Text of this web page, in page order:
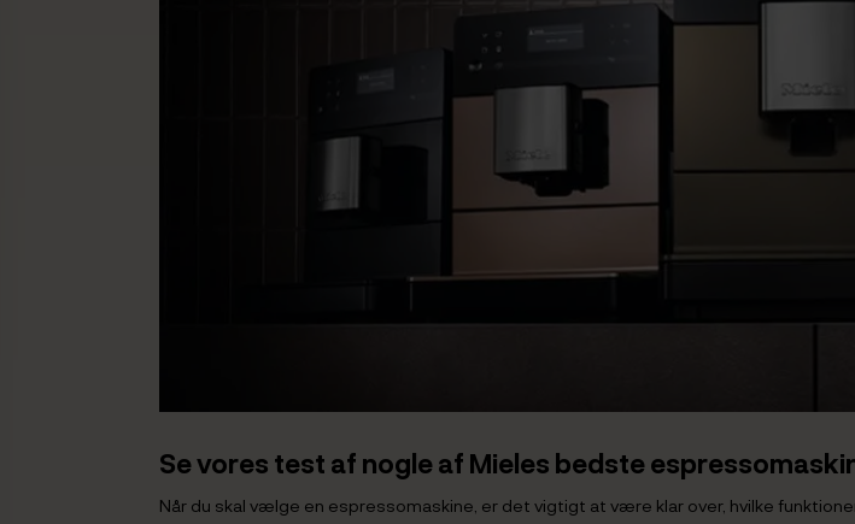
Se vores test af nogle af Mieles bedste
Når du skal vælge en espressomaskine, er det vigtigt at være klar over, hvilke